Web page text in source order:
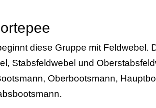
diese Gruppe mit Feldwebel.
Stabsfeldwebel und
Oberbootsmann,